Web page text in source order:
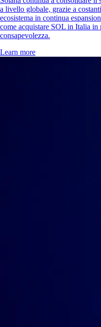
a livello globale, grazie a
ecosistema in continua
come acquistare SOL in Italia
consapevolezza.
Learn more